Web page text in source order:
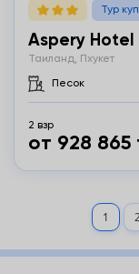
Тур
Aspery Hotel
Таиланд, Пхукет
Песок
2 взр
от 928 865
1